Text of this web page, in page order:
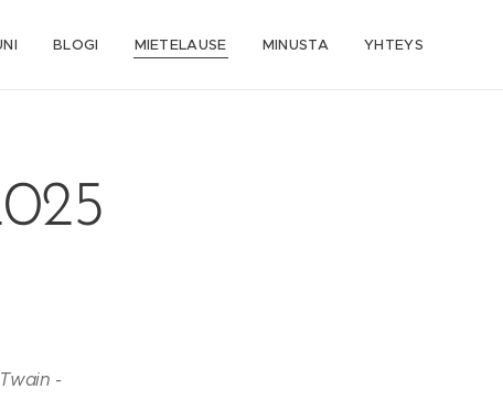
BLOGI MIETELAUSE MINUSTA YHTEYS
-